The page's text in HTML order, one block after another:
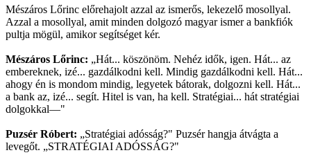
Mészáros Lőrinc előrehajolt azzal az ismerős, lekezelő mosollyal.
Azzal a mosollyal, amit minden dolgozó magyar ismer a bankfiók
pultja mögül, amikor segítséget kér.
Mészáros Lőrinc: „Hát... köszönöm. Nehéz idők, igen. Hát... az
embereknek, izé... gazdálkodni kell. Mindig gazdálkodni kell. Hát...
ahogy én is mondom mindig, legyetek bátorak, dolgozni kell. Hát...
a bank az, izé... segít. Hitel is van, ha kell. Stratégiai... hát stratégiai
dolgokkal—"
Puzsér Róbert: „Stratégiai adósság?" Puzsér hangja átvágta a
levegőt. „STRATÉGIAI ADÓSSÁG?"